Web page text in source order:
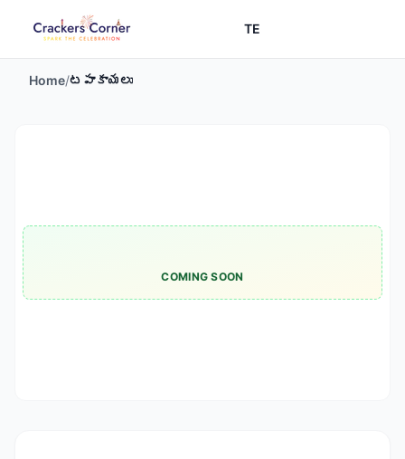
TE
Home/టపాకాయలు
COMING SOON